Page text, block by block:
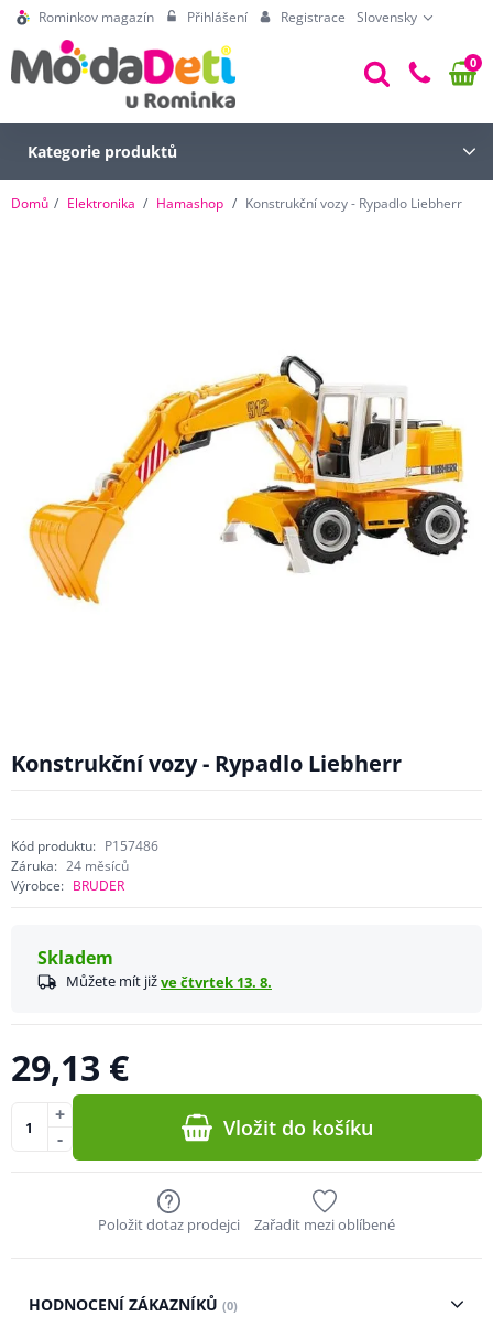
Rominkov magazín Přihlášení Registrace Slovensky
0
Kategorie produktů
Domů Elektronika Hamashop Konstrukční vozy - Rypadlo Liebherr
Konstrukční vozy - Rypadlo Liebherr
Kód produktu: P157486
Záruka: 24 měsíců
Výrobce: BRUDER
Skladem
Můžete mít jižve čtvrtek 13. 8.
29,13 €
-
+ Vložit do košíku
Položit dotaz prodejci Zařadit mezi oblíbené
HODNOCENÍ ZÁKAZNÍKŮ (0)